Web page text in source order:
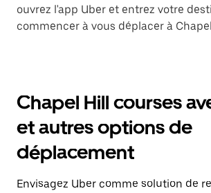
ouvrez l'app Uber et entrez votre
commencer à vous déplacer à
Chapel Hill courses
et autres options de
déplacement
Envisagez Uber comme solution de